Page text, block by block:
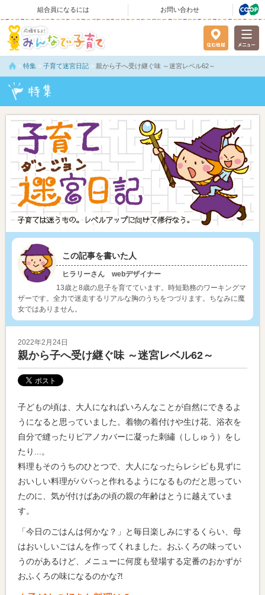
組合員になるには お問い合わせ
> 特集 > 子育て迷宮日記 > 親から子へ受け継ぐ味 ～迷宮レベル62～
この記事を書いた人
ヒラリーさん webデザイナー
13歳と8歳の息子を育てています。時短勤務のワーキングマ
ザーです。全力で迷走するリアルな胸のうちをつづります。ちなみに魔
女ではありません。
2022年2月24日
親から子へ受け継ぐ味 ～迷宮レベル62～
子どもの頃は、大人になればいろんなことが自然にできるよ
うになると思っていました。着物の着付けや生け花、浴衣を
自分で縫ったりピアノカバーに凝った刺繡（ししゅう）をし
たり...。
料理もそのうちのひとつで、大人になったらレシピも見ずに
おいしい料理がパパっと作れるようになるものだと思ってい
たのに、気が付けばあの頃の親の年齢はとうに越えていま
す。
「今日のごはんは何かな？」と毎日楽しみにするくらい、母
はおいしいごはんを作ってくれました。おふくろの味ってい
うのがあるけど、メニューに何度も登場する定番のおかずが
おふくろの味になるのかな⁈